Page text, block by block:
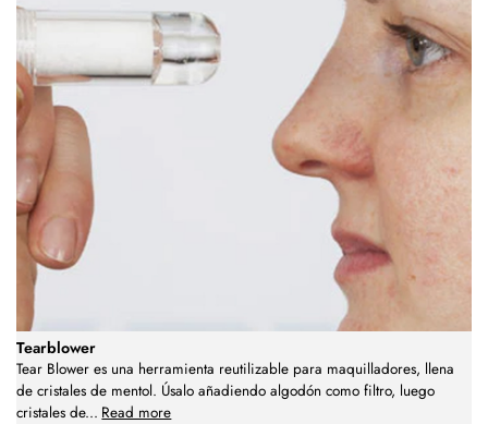
Tearblower
Tear Blower es una herramienta reutilizable para maquilladores, llena
de cristales de mentol. Úsalo añadiendo algodón como filtro, luego
cristales de... Read more